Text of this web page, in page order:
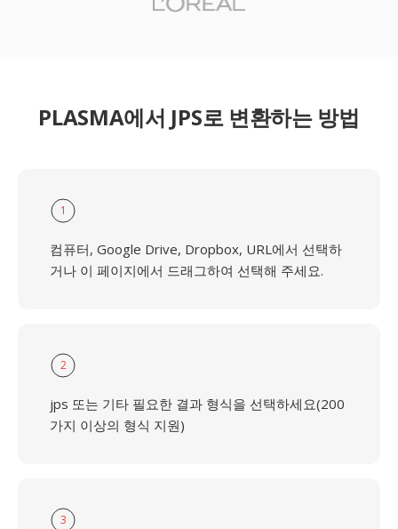
PLASMA에서 JPS로 변환하는 방법
1
컴퓨터, Google Drive, Dropbox, URL에서 선택하
거나 이 페이지에서 드래그하여 선택해 주세요.
2
jps 또는 기타 필요한 결과 형식을 선택하세요(200
가지 이상의 형식 지원)
3